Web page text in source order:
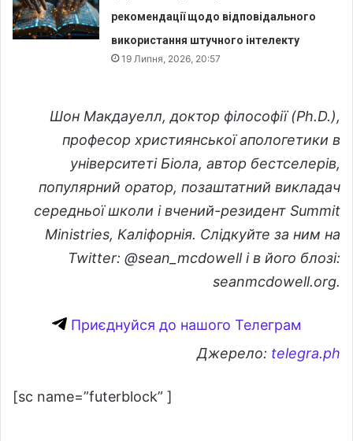
рекомендації щодо відповідального
використання штучного інтелекту
19 Липня, 2026, 20:57
Шон Макдауелл, доктор філософії (Ph.D.),
професор християнської апологетики в
університеті Біола, автор бестселерів,
популярний оратор, позаштатний викладач
середньої школи і вчений-резидент Summit
Ministries, Каліфорнія. Слідкуйте за ним на
Twitter: @sean_mcdowell і в його блозі:
seanmcdowell.org.
Приєднуйся до нашого Телеграм
Джерело: telegra.ph
[sc name=”futerblock” ]